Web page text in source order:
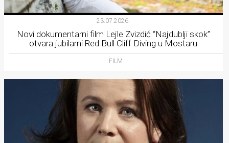
23.07.2026.
Novi dokumentarni film Lejle Zvizdić “Najdublji skok”
otvara jubilarni Red Bull Cliff Diving u Mostaru
FILM